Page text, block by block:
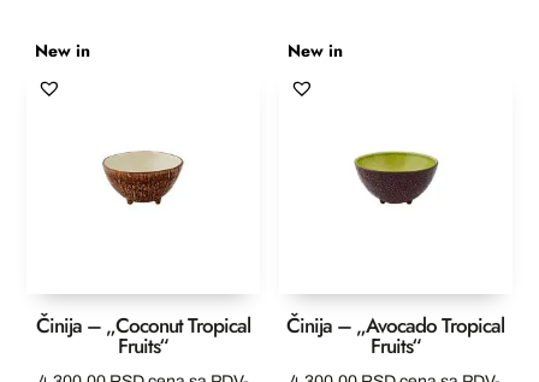
New in
Činija – „Coconut Tropical
Fruits“
New in
Činija – „Avocado Tropical
Fruits“